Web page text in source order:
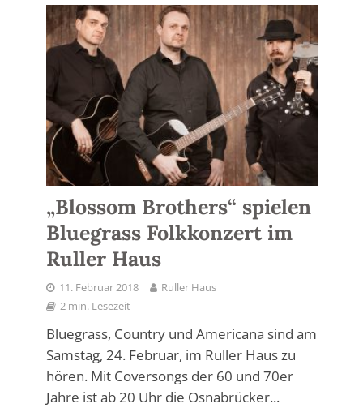
„Blossom Brothers“ spielen
Bluegrass Folkkonzert im
Ruller Haus
11. Februar 2018
Ruller Haus
2 min. Lesezeit
Bluegrass, Country und Americana sind am
Samstag, 24. Februar, im Ruller Haus zu
hören. Mit Coversongs der 60 und 70er
Jahre ist ab 20 Uhr die Osnabrücker...